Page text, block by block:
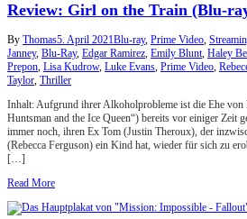
Review: Girl on the Train (Blu-
By Thomas5. April 2021Blu-ray, Prime Video,
Janney, Blu-Ray, Edgar Ramirez, Emily Blunt, Haley
Prepon, Lisa Kudrow, Luke Evans, Prime Video,
Taylor, Thriller
Inhalt: Aufgrund ihrer Alkoholprobleme ist die Ehe von
Huntsman and the Ice Queen“) bereits vor einiger Zeit
immer noch, ihren Ex Tom (Justin Theroux), der
(Rebecca Ferguson) ein Kind hat, wieder für sich zu
[…]
Read More